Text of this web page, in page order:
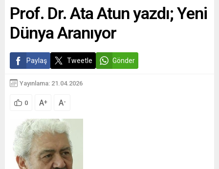
Prof. Dr. Ata Atun yazdı; Yeni
Dünya Aranıyor
Paylaş Tweetle Gönder
Yayınlama: 21.04.2026
0 A+ A-